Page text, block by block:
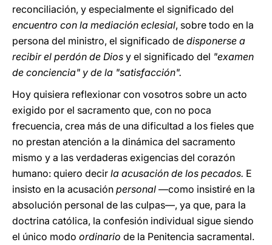
reconciliación, y especialmente el significado del
encuentro con la mediación eclesial, sobre todo en la
persona del ministro, el significado de disponerse a
recibir el perdón de Dios y el significado del "examen
de conciencia" y de la "satisfacción".
Hoy quisiera reflexionar con vosotros sobre un acto
exigido por el sacramento que, con no poca
frecuencia, crea más de una dificultad a los fieles que
no prestan atención a la dinámica del sacramento
mismo y a las verdaderas exigencias del corazón
humano: quiero decir la acusación de los pecados. E
insisto en la acusación personal —como insistiré en la
absolución personal de las culpas—, ya que, para la
doctrina católica, la confesión individual sigue siendo
el único modo ordinario de la Penitencia sacramental.